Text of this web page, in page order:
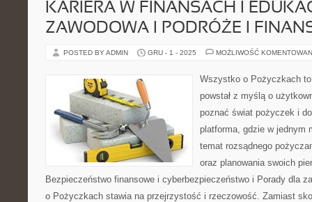
KARIERA W FINANSACH I
ZAWODOWA I PODRÓŻE I
POSTED BY ADMIN GRU - 1 - 2025 MOŻLIWOŚĆ
Wszystko o Pożyczkach
powstał z myślą o
poznać świat pożyczek i
platforma, gdzie w jednym
temat rozsądnego
oraz planowania swoich
Bezpieczeństwo finansowe i cyberbezpieczeństwo i Porady dla
o Pożyczkach stawia na przejrzystość i rzeczowość. Zamiast